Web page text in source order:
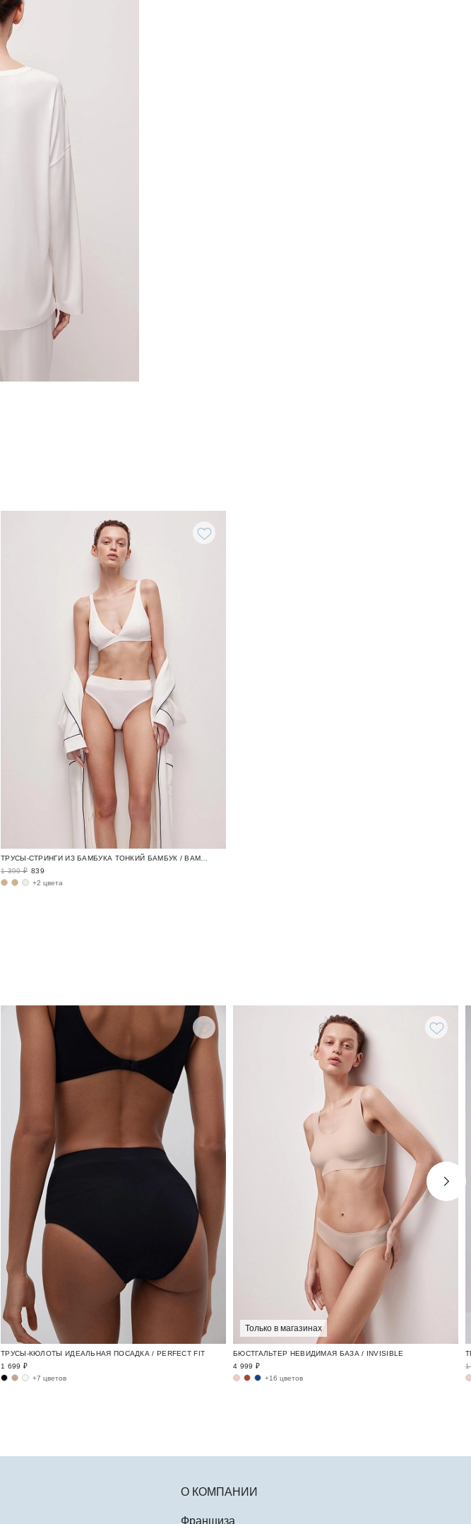
ТРУСЫ-СТРИНГИ ИЗ БАМБУКА ТОНКИЙ БАМБУК / BAMBOO NUDE
1 399 ₽ 839
+2 цвета
ТРУСЫ-КЮЛОТЫ ИДЕАЛЬНАЯ ПОСАДКА / PERFECT FIT
1 699 ₽
+7 цветов
Только в магазинах
БЮСТГАЛЬТЕР НЕВИДИМАЯ БАЗА / INVISIBLE
4 999 ₽
+16 цветов
1
О КОМПАНИИ
Франшиза